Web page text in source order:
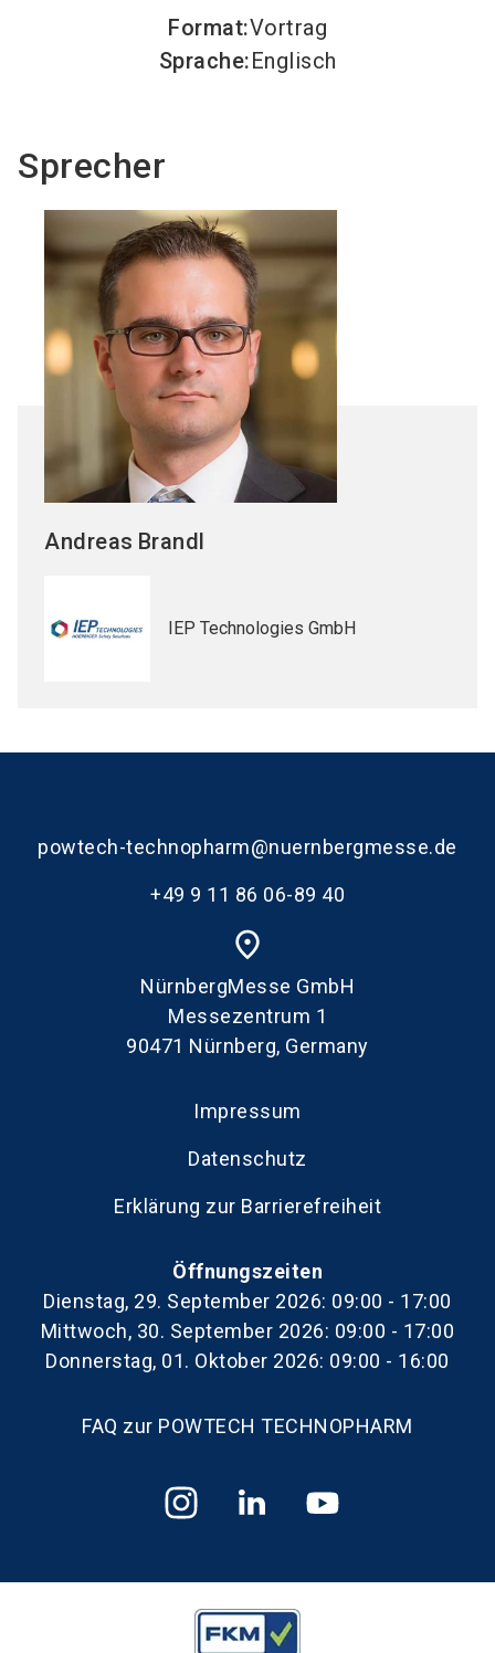
Format:Vortrag
Sprache:Englisch
Sprecher
Andreas Brandl
IEP Technologies GmbH
powtech-technopharm@nuernbergmesse.de
+49 9 11 86 06-89 40
place
NürnbergMesse GmbH
Messezentrum 1
90471 Nürnberg, Germany
Impressum
Datenschutz
Erklärung zur Barrierefreiheit
Öffnungszeiten
Dienstag, 29. September 2026: 09:00 - 17:00
Mittwoch, 30. September 2026: 09:00 - 17:00
Donnerstag, 01. Oktober 2026: 09:00 - 16:00
FAQ zur POWTECH TECHNOPHARM